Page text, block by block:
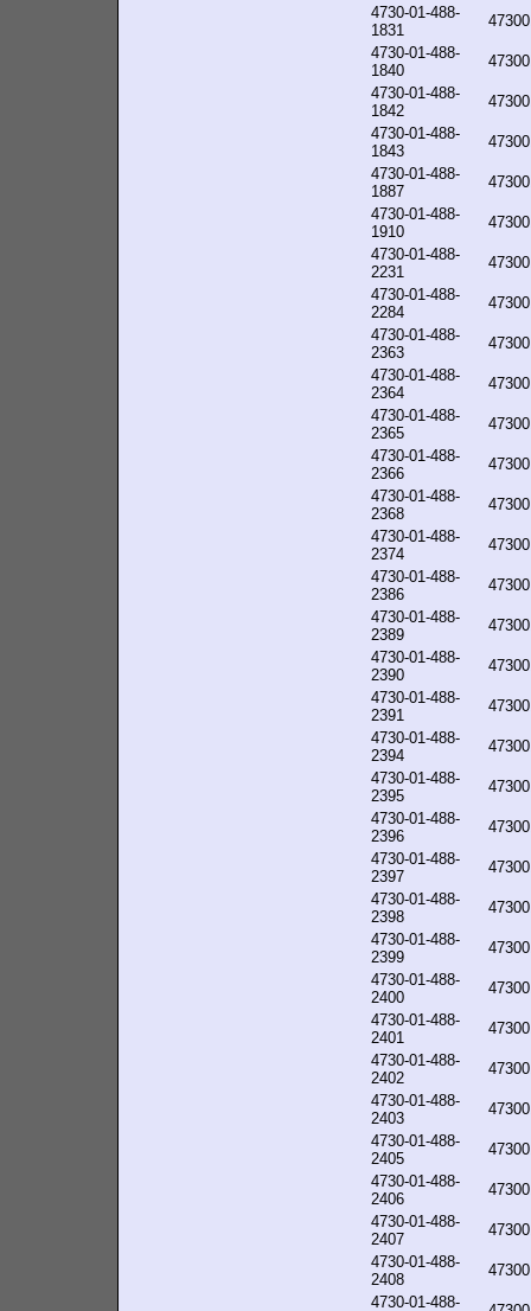
4730-01-488-
1831
4730-01-488-
1840
4730-01-488-
1842
4730-01-488-
1843
4730-01-488-
1887
4730-01-488-
1910
4730-01-488-
2231
4730-01-488-
2284
4730-01-488-
2363
4730-01-488-
2364
4730-01-488-
2365
4730-01-488-
2366
4730-01-488-
2368
4730-01-488-
2374
4730-01-488-
2386
4730-01-488-
2389
4730-01-488-
2390
4730-01-488-
2391
4730-01-488-
2394
4730-01-488-
2395
4730-01-488-
2396
4730-01-488-
2397
4730-01-488-
2398
4730-01-488-
2399
4730-01-488-
2400
4730-01-488-
2401
4730-01-488-
2402
4730-01-488-
2403
4730-01-488-
2405
4730-01-488-
2406
4730-01-488-
2407
4730-01-488-
2408
4730-01-488-